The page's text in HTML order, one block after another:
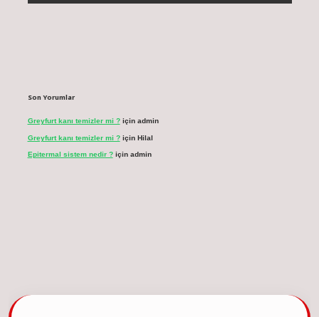
Son Yorumlar
Greyfurt kanı temizler mi ?için admin
Greyfurt kanı temizler mi ?için Hilal
Epitermal sistem nedir ?için admin